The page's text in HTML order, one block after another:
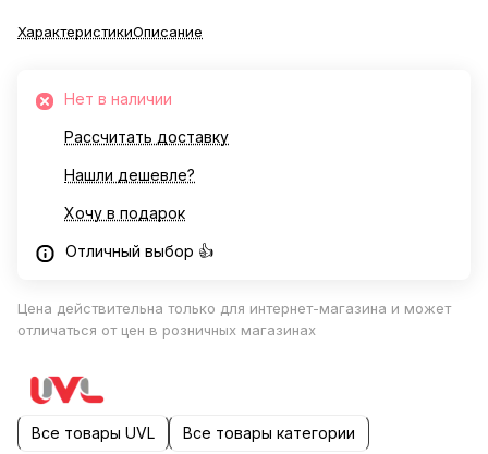
ХарактеристикиОписание
Нет в наличии
Рассчитать доставку
Нашли дешевле?
Хочу в подарок
Отличный выбор 👍
Цена действительна только для интернет-магазина и может
отличаться от цен в розничных магазинах
Все товары UVL Все товары категории